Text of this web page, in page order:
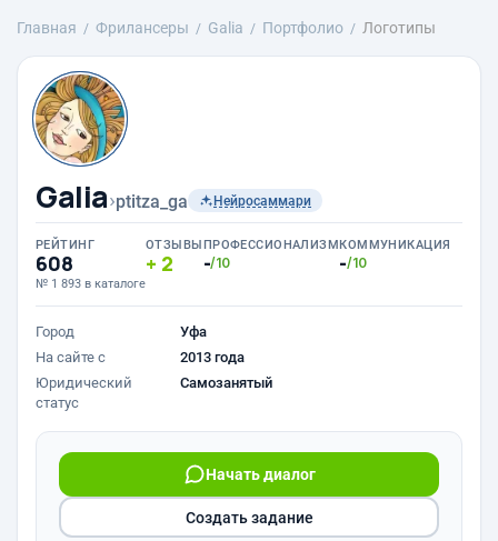
Главная Фрилансеры Galia Портфолио Логотипы
Galia›ptitza_ga Нейросаммари
РЕЙТИНГ
608
№ 1 893 в каталоге
ОТЗЫВЫ
2
ПРОФЕССИОНАЛИЗМ
-/10
КОММУНИКАЦИЯ
-/10
Город
Уфа
На сайте с
2013 года
Юридический
статус
Самозанятый
Начать диалог
Создать задание